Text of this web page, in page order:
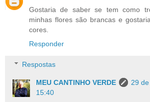
Gostaria de saber se tem como
minhas flores são brancas e
cores.
Responder
Respostas
MEU CANTINHO VERDE
29
15:40